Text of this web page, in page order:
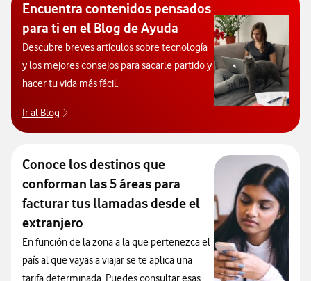
Encuentra contenidos pensados
para ti en el Blog de Ayuda
Descubre breves artículos sobre tecnología
y los mejores consejos para sacarle partido y
hacer tu vida más fácil.
Ir al Blog
Conoce los destinos que
conforman las 5 áreas para
facturar tus llamadas desde el
extranjero
En función de la zona a la que pertenezca el
país al que vayas a viajar se te aplica una
tarifa determinada. Puedes consultar esas